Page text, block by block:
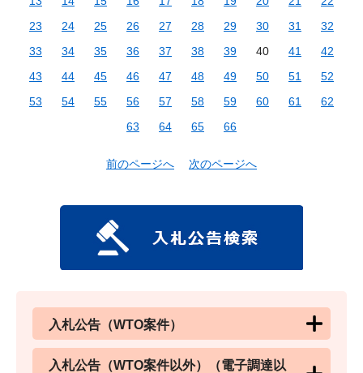
23
24 25 26 27 28 29 30 31
32
33
34 35 36 37 38 39 40 41
42
43
44 45 46 47 48 49 50 51
52
53
54 55 56 57 58 59 60 61
62
63
64 65 66
前のページへ 次のページへ
入札公告（WTO案件）
入札公告（WTO案件以外）（電子調達以